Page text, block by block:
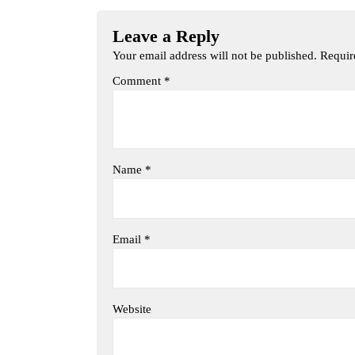
Leave a Reply
Your email address will not be published.
Comment *
Name *
Email *
Website